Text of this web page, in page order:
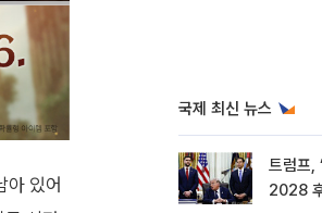
아 있어
국제 최신 뉴스
트럼프,
2028